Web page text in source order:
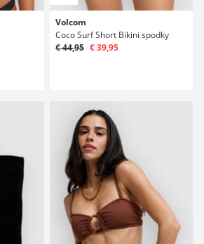
Volcom
Coco Surf Short Bikini spodky
€ 44,95 € 39,95